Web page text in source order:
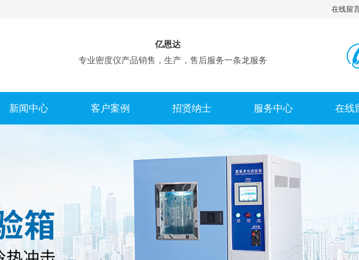
在线留
亿恩达
专业密度仪产品销售，生产，售后服务一条龙服务
新闻中心 客户案例 招贤纳士 服务中心 在线